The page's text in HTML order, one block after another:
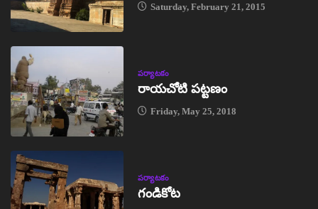
Saturday, February 21, 2015
పర్యాటకం
రాయచోటి పట్టణం
Friday, May 25, 2018
పర్యాటకం
గండికోట